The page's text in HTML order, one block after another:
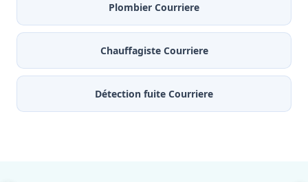
Plombier Courriere
Chauffagiste Courriere
Détection fuite Courriere